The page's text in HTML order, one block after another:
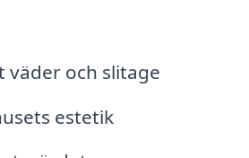
väder och slitage
estetik